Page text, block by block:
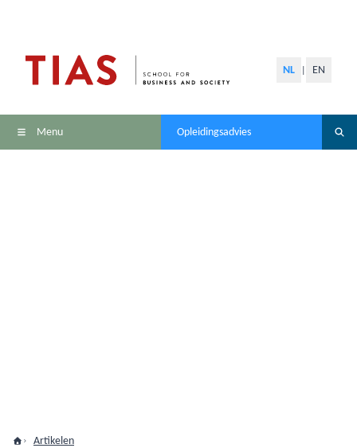
NL EN
Menu Opleidingsadvies
Artikelen